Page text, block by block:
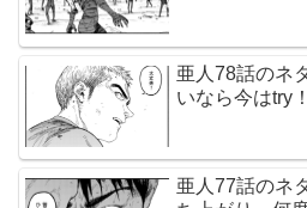
亜人78話のネ
いなら今はtry！
亜人77話のネ